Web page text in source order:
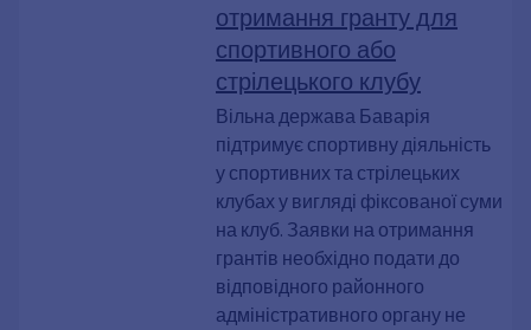
отримання гранту для
спортивного або
стрілецького клубу
Вільна держава Баварія
підтримує спортивну діяльність
у спортивних та стрілецьких
клубах у вигляді фіксованої суми
на клуб. Заявки на отримання
грантів необхідно подати до
відповідного районного
адміністративного органу не